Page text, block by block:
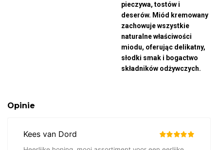
pieczywa, tostów i
deserów. Miód kremowany
zachowuje wszystkie
naturalne właściwości
miodu, oferując delikatny,
słodki smak i bogactwo
składników odżywczych.
Opinie